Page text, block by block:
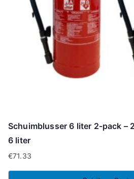
Schuimblusser 6 liter 2-pack –
6 liter
€71.33